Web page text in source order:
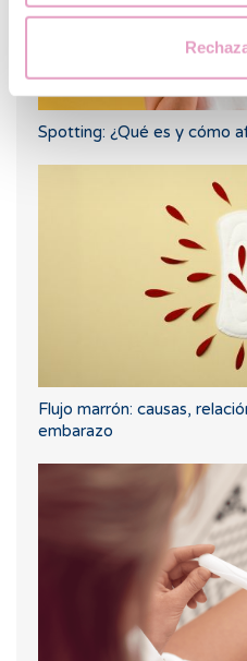
Spotting: ¿Qué es y cómo
Flujo marrón: causas,
embarazo